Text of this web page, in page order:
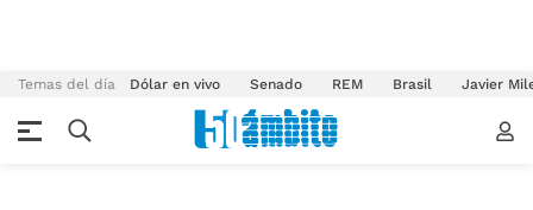
Temas del día Dólar en vivo Senado REM Brasil Javier